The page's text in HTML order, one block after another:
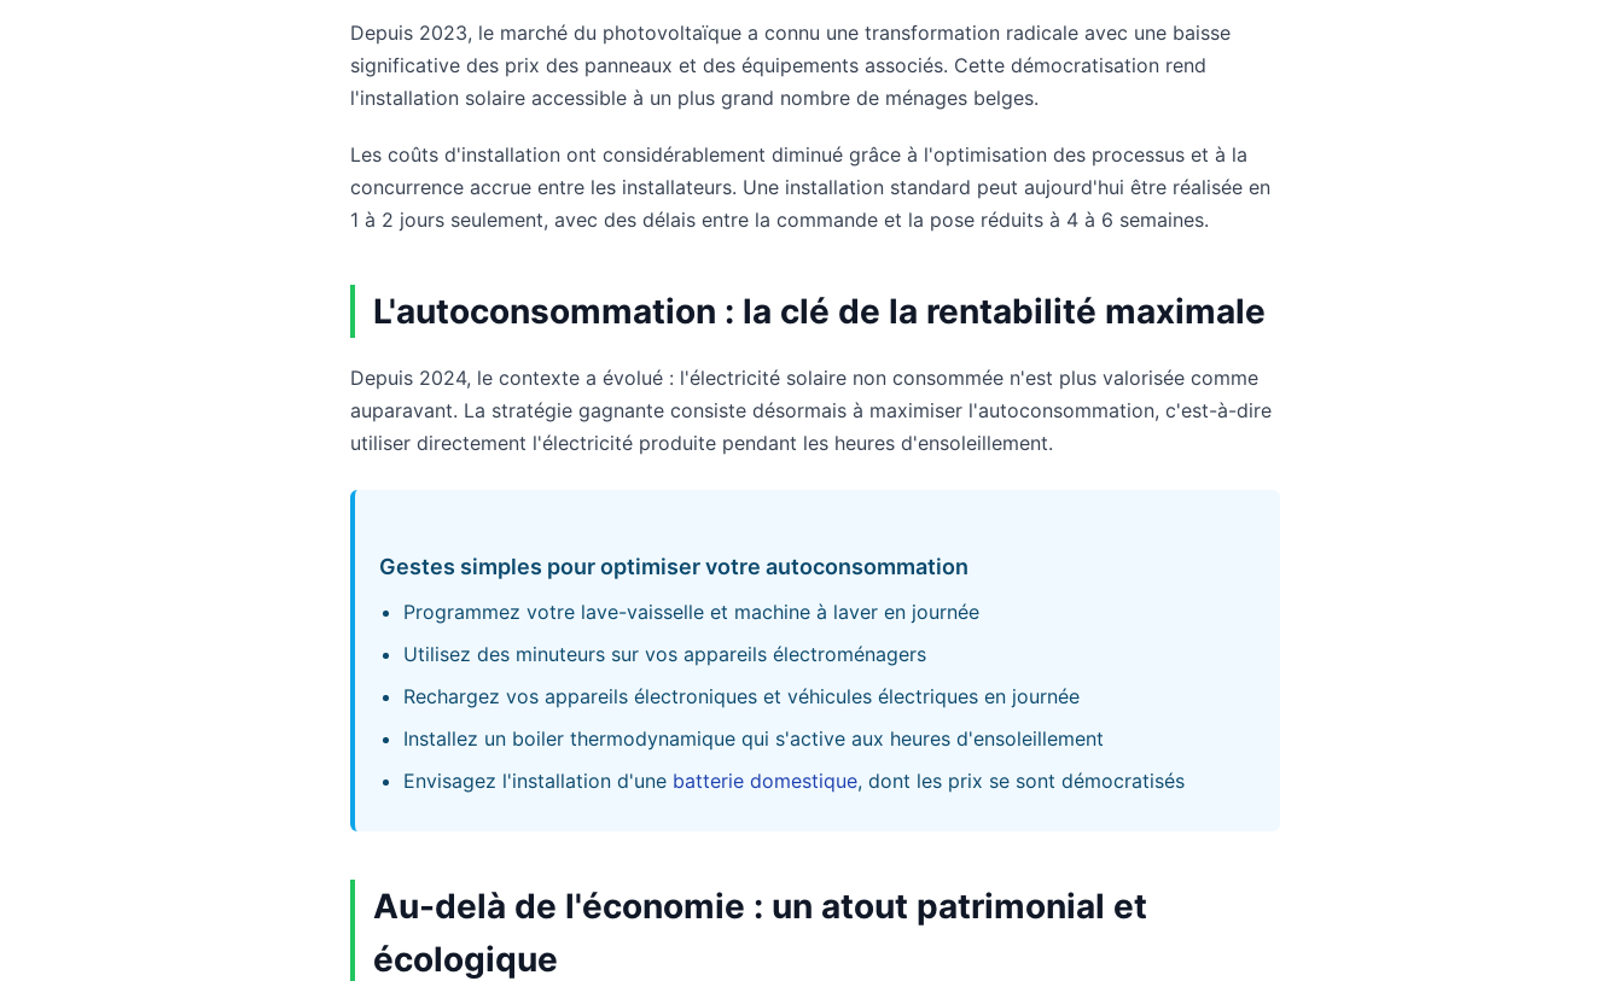
Depuis 2023, le marché du photovoltaïque a connu une transformation radicale avec une baisse
significative des prix des panneaux et des équipements associés. Cette démocratisation rend
l'installation solaire accessible à un plus grand nombre de ménages belges.
Les coûts d'installation ont considérablement diminué grâce à l'optimisation des processus et à la
concurrence accrue entre les installateurs. Une installation standard peut aujourd'hui être réalisée en
1 à 2 jours seulement, avec des délais entre la commande et la pose réduits à 4 à 6 semaines.
L'autoconsommation : la clé de la rentabilité maximale
Depuis 2024, le contexte a évolué : l'électricité solaire non consommée n'est plus valorisée comme
auparavant. La stratégie gagnante consiste désormais à maximiser l'autoconsommation, c'est-à-dire
utiliser directement l'électricité produite pendant les heures d'ensoleillement.
Gestes simples pour optimiser votre autoconsommation
Programmez votre lave-vaisselle et machine à laver en journée
Utilisez des minuteurs sur vos appareils électroménagers
Rechargez vos appareils électroniques et véhicules électriques en journée
Installez un boiler thermodynamique qui s'active aux heures d'ensoleillement
Envisagez l'installation d'une batterie domestique, dont les prix se sont démocratisés
Au-delà de l'économie : un atout patrimonial et
écologique